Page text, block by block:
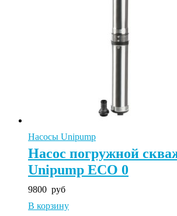
Насосы Unipump
Насос погружной
Unipump ECO 0
9800 руб
В корзину